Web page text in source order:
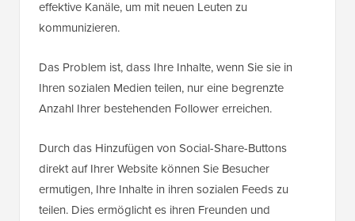
effektive Kanäle, um mit neuen Leuten zu
kommunizieren.
Das Problem ist, dass Ihre Inhalte, wenn Sie sie in
Ihren sozialen Medien teilen, nur eine begrenzte
Anzahl Ihrer bestehenden Follower erreichen.
Durch das Hinzufügen von Social-Share-Buttons
direkt auf Ihrer Website können Sie Besucher
ermutigen, Ihre Inhalte in ihren sozialen Feeds zu
teilen. Dies ermöglicht es ihren Freunden und